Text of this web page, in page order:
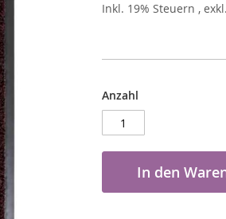
Inkl. 19% Steuern , exkl.
Anzahl
In den